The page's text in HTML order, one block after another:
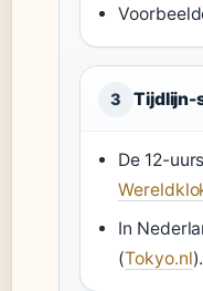
3 Tijdlijn-
De 12-
In
(Tokyo.nl).